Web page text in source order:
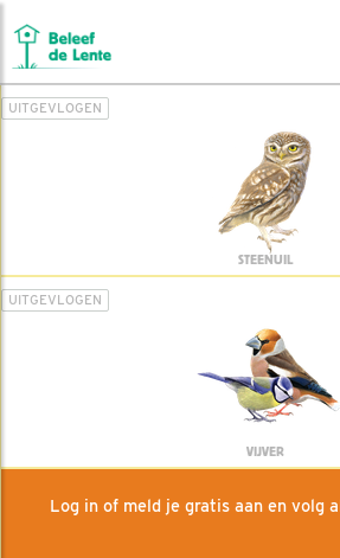
UITGEVLOGEN
STEENUIL
UITGEVLOGEN
VIJVER
Log in of meld je gratis aan en volg